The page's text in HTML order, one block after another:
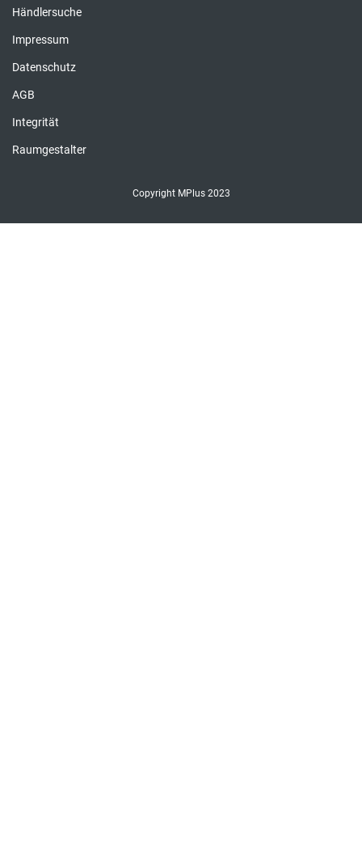
Händlersuche
Impressum
Datenschutz
AGB
Integrität
Raumgestalter
Copyright MPlus 2023